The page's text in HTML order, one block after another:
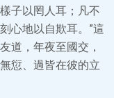
子以罔人耳；凡不
心地以自欺耳。”這
道，年夜至國交，
愆、過皆在彼的立